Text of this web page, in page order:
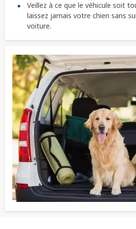
Veillez à ce que le véhicule soit
laissez jamais votre chien sans
voiture.